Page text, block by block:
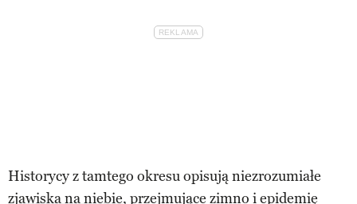
Historycy z tamtego okresu opisują niezrozumiałe
zjawiska na niebie, przejmujące zimno i epidemię